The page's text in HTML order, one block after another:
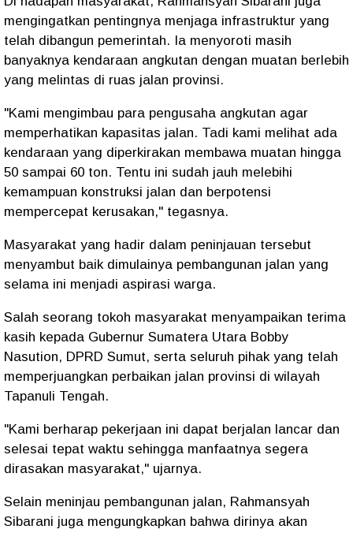
mengingatkan pentingnya menjaga infrastruktur yang
telah dibangun pemerintah. Ia menyoroti masih
banyaknya kendaraan angkutan dengan muatan berlebih
yang melintas di ruas jalan provinsi.
"Kami mengimbau para pengusaha angkutan agar
memperhatikan kapasitas jalan. Tadi kami melihat ada
kendaraan yang diperkirakan membawa muatan hingga
50 sampai 60 ton. Tentu ini sudah jauh melebihi
kemampuan konstruksi jalan dan berpotensi
mempercepat kerusakan," tegasnya.
Masyarakat yang hadir dalam peninjauan tersebut
menyambut baik dimulainya pembangunan jalan yang
selama ini menjadi aspirasi warga.
Salah seorang tokoh masyarakat menyampaikan terima
kasih kepada Gubernur Sumatera Utara Bobby
Nasution, DPRD Sumut, serta seluruh pihak yang telah
memperjuangkan perbaikan jalan provinsi di wilayah
Tapanuli Tengah.
"Kami berharap pekerjaan ini dapat berjalan lancar dan
selesai tepat waktu sehingga manfaatnya segera
dirasakan masyarakat," ujarnya.
Selain meninjau pembangunan jalan, Rahmansyah
Sibarani juga mengungkapkan bahwa dirinya akan